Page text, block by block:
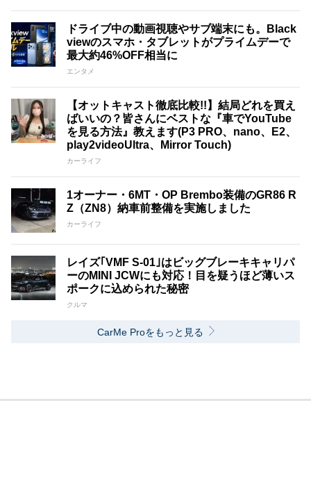
ドライブ中の動画視聴やサブ端末にも。Black
viewのスマホ・タブレットがプライムデーで
最大約46%OFF相当に
エンタメ
【オットキャスト徹底比較!!】結局どれを買え
ばいいの？皆さんにベストな『車でYouTube
を見る方法』教えます(P3 PRO、nano、E2、
play2videoUltra、Mirror Touch)
カーライフ
1オーナー・6MT・OP Brembo装備のGR86 R
Z（ZN8）納車前整備を実施しました
カーライフ
レイズ｢VMF S-01｣はビッグブレーキキャリパ
ーのMINI JCWにも対応！目を疑うほど薄いス
ポークに込められた秘密
クルマ
CarMe Proをもっと見る